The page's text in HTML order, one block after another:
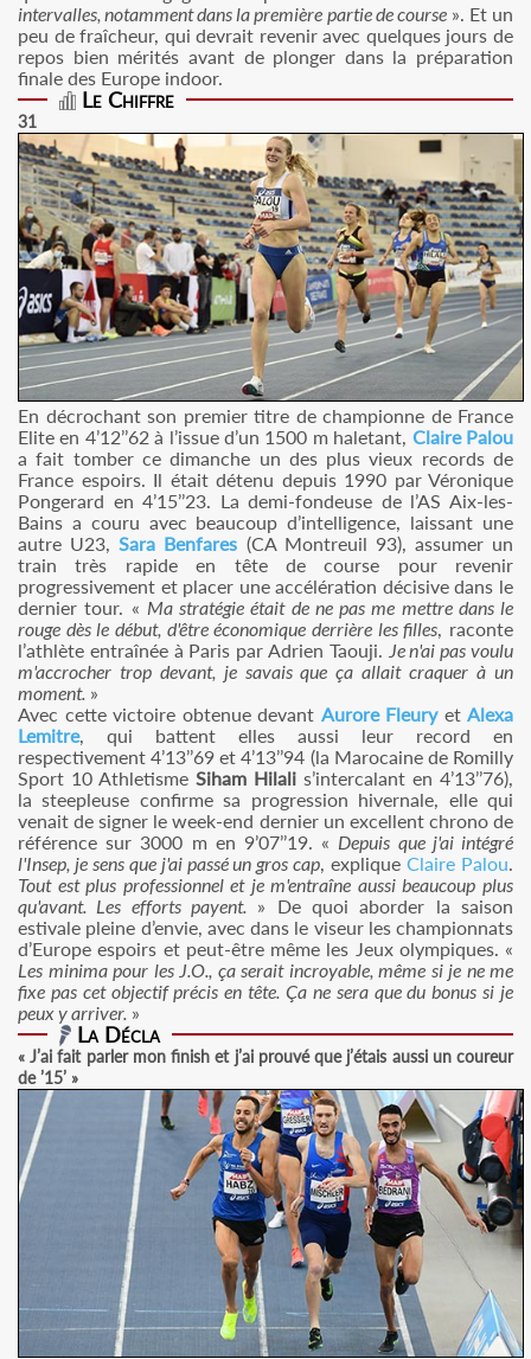
intervalles, notamment dans la première partie de course». Et un
peu de fraîcheur, qui devrait revenir avec quelques jours de
repos bien mérités avant de plonger dans la préparation
finale des Europe indoor.
Le Chiffre
31
En décrochant son premier titre de championne de France
Elite en 4’12’’62 à l’issue d’un 1500 m haletant, Claire Palou
a fait tomber ce dimanche un des plus vieux records de
France espoirs. Il était détenu depuis 1990 par Véronique
Pongerard en 4’15’’23. La demi-fondeuse de l’AS Aix-les-
Bains a couru avec beaucoup d’intelligence, laissant une
autre U23,Sara Benfares (CA Montreuil 93), assumer un
train très rapide en tête de course pour revenir
progressivement et placer une accélération décisive dans le
dernier tour. « Ma stratégie était de ne pas me mettre dans le
rouge dès le début, d'être économique derrière les filles, raconte
l’athlète entraînée à Paris par Adrien Taouji. Je n'ai pas voulu
m'accrocher trop devant, je savais que ça allait craquer à un
moment. »
Avec cette victoire obtenue devant Aurore Fleuryet Alexa
Lemitre, qui battent elles aussi leur record en
respectivement 4’13’’69 et 4’13’’94 (la Marocaine de Romilly
Sport 10 Athletisme Siham Hilali s’intercalant en 4’13’’76),
la steepleuse confirme sa progression hivernale, elle qui
venait de signer le week-end dernier un excellent chrono de
référence sur 3000 m en 9’07’’19. « Depuis que j'ai intégré
l'Insep, je sens que j'ai passé un gros cap, expliqueClaire Palou.
Tout est plus professionnel et je m'entraîne aussi beaucoup plus
qu'avant. Les efforts payent. » De quoi aborder la saison
estivale pleine d’envie, avec dans le viseur les championnats
d’Europe espoirs et peut-être même les Jeux olympiques. «
Les minima pour les J.O., ça serait incroyable, même si je ne me
fixe pas cet objectif précis en tête. Ça ne sera que du bonus si je
peux y arriver. »
La Décla
« J’ai fait parler mon finish et j’ai prouvé que j’étais aussi un coureur
de ’15’ »